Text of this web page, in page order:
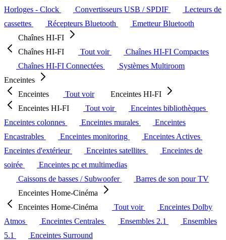
Horloges - Clock
Convertisseurs USB / SPDIF
Lecteurs de
cassettes
Récepteurs Bluetooth
Emetteur Bluetooth
Chaînes HI-FI
Chaînes HI-FI
Tout voir
Chaînes HI-FI Compactes
Chaînes HI-FI Connectées
Systèmes Multiroom
Enceintes
Enceintes
Tout voir
Enceintes HI-FI
Enceintes HI-FI
Tout voir
Enceintes bibliothèques
Enceintes colonnes
Enceintes murales
Enceintes
Encastrables
Enceintes monitoring
Enceintes Actives
Enceintes d'extérieur
Enceintes satellites
Enceintes de
soirée
Enceintes pc et multimedias
Caissons de basses / Subwoofer
Barres de son pour TV
Enceintes Home-Cinéma
Enceintes Home-Cinéma
Tout voir
Enceintes Dolby
Atmos
Enceintes Centrales Ensembles 2.1
Ensembles
5.1
Enceintes Surround